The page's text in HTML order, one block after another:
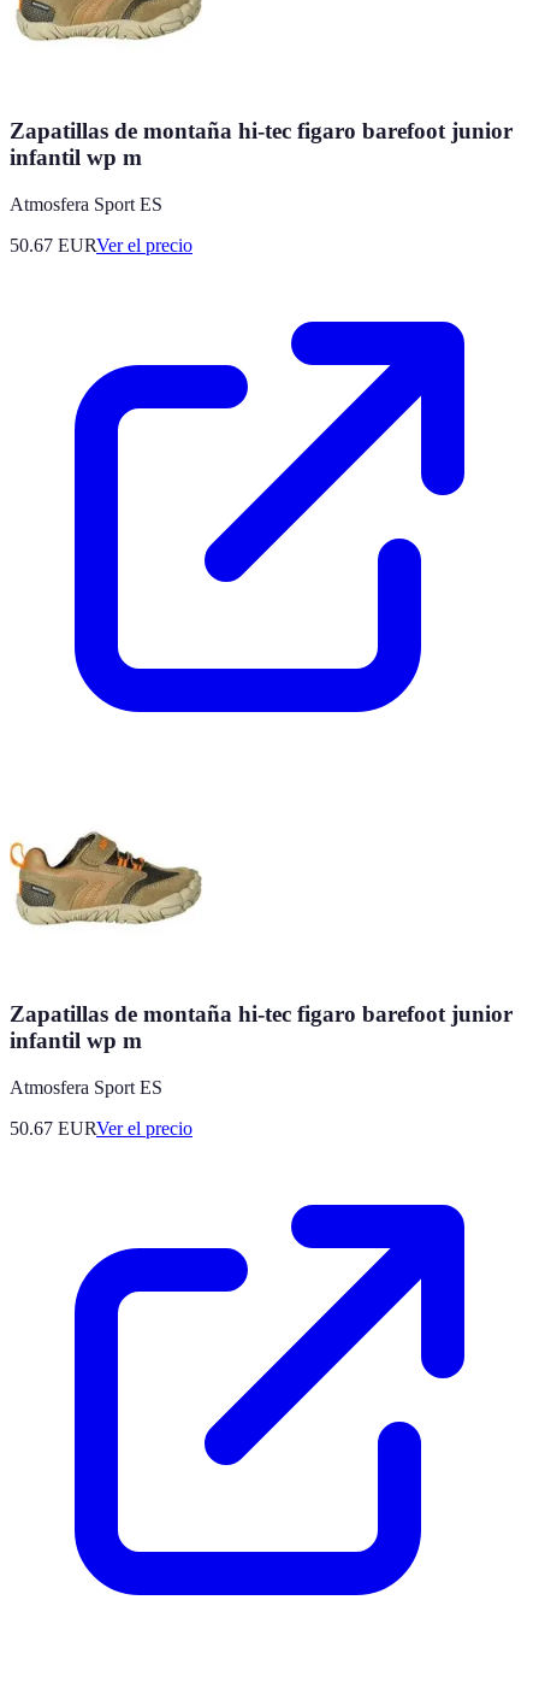
Zapatillas de montaña hi-tec figaro barefoot junior
infantil wp m
Atmosfera Sport ES
50.67 EURVer el precio
Zapatillas de montaña hi-tec figaro barefoot junior
infantil wp m
Atmosfera Sport ES
50.67 EURVer el precio